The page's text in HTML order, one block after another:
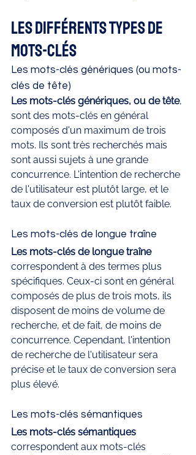
Les différents types de
mots-clés
Les mots-clés génériques (ou mots-
clés de tête)
Les mots-clés génériques, ou de tête,
sont des mots-clés en général
composés d'un maximum de trois
mots. Ils sont très recherchés mais
sont aussi sujets à une grande
concurrence. L'intention de recherche
de l'utilisateur est plutôt large, et le
taux de conversion est plutôt faible.
Les mots-clés de longue traîne
Les mots-clés de longue traîne
correspondent à des termes plus
spécifiques. Ceux-ci sont en général
composés de plus de trois mots, ils
disposent de moins de volume de
recherche, et de fait, de moins de
concurrence. Cependant, l'intention
de recherche de l'utilisateur sera
précise et le taux de conversion sera
plus élevé.
Les mots-clés sémantiques
Les mots-clés sémantiques
correspondent aux mots-clés